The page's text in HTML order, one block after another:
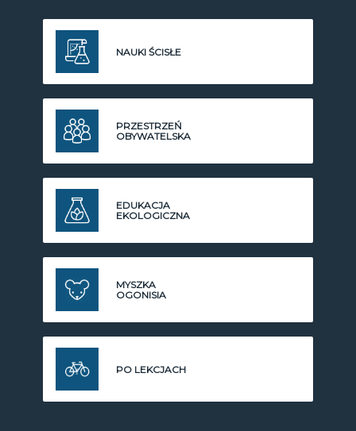
NAUKI ŚCISŁE
PRZESTRZEŃ
OBYWATELSKA
EDUKACJA
EKOLOGICZNA
MYSZKA
OGONISIA
PO LEKCJACH